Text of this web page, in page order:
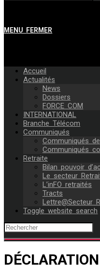
MENU FERMER
Accueil
Actualités
News
Dossiers
FORCE COM
INTERNATIONAL
Branche Télécom
Communiqués
Communiqués
Communiqués
Retraite
Bilan pouvoir
Le secteur
L’inFO retraités
Tracts
Lettre@Secteur
Toggle website search